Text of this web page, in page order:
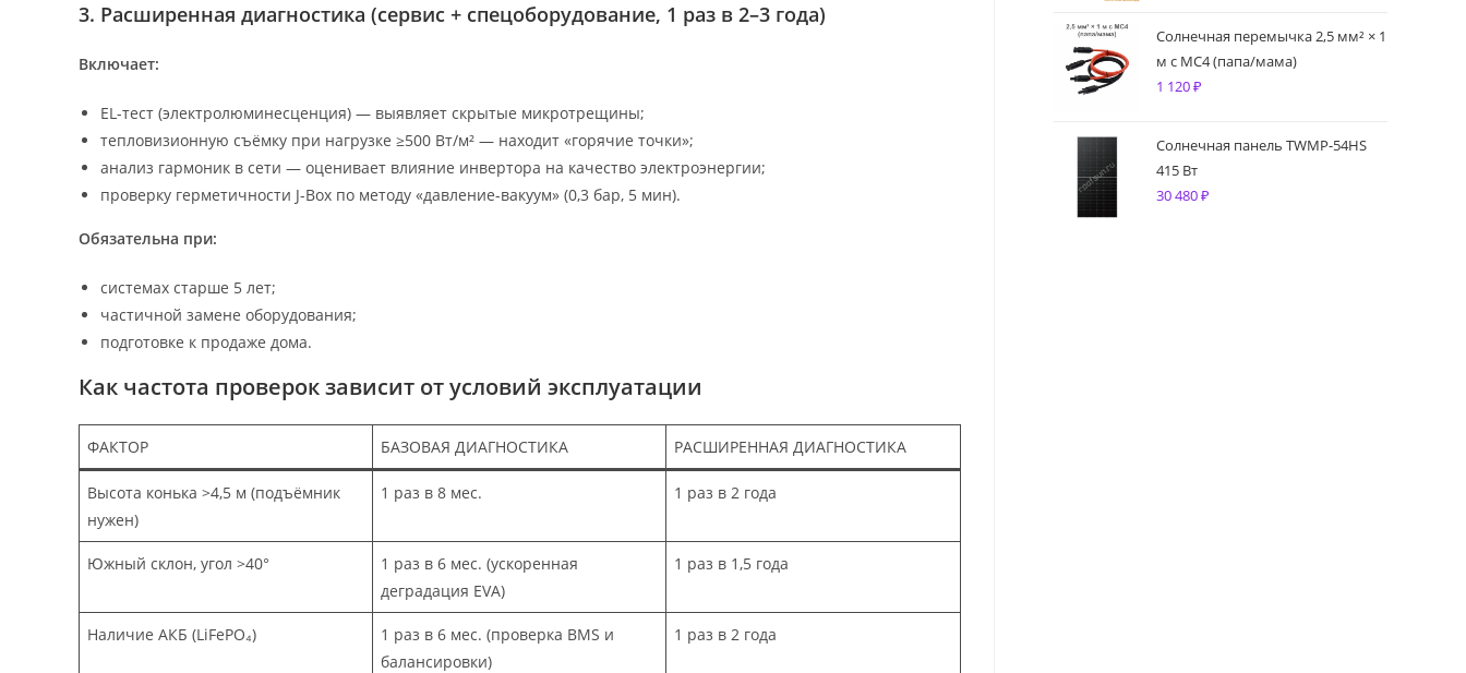
3. Расширенная диагностика (сервис + спецоборудование, 1 раз в 2–3 года)
Включает:
EL-тест (электролюминесценция) — выявляет скрытые микротрещины;
тепловизионную съёмку при нагрузке ≥500 Вт/м² — находит «горячие точки»;
анализ гармоник в сети — оценивает влияние инвертора на качество электроэнергии;
проверку герметичности J-Box по методу «давление-вакуум» (0,3 бар, 5 мин).
Обязательна при:
системах старше 5 лет;
частичной замене оборудования;
подготовке к продаже дома.
Как частота проверок зависит от условий эксплуатации
ФАКТОР БАЗОВАЯ ДИАГНОСТИКА РАСШИРЕННАЯ ДИАГНОСТИКА
Высота конька >4,5 м (подъёмник
нужен)
1 раз в 8 мес. 1 раз в 2 года
Южный склон, угол >40°
1 раз в 6 мес. (ускоренная
деградация EVA)
1 раз в 1,5 года
Наличие АКБ (LiFePO₄)
1 раз в 6 мес. (проверка BMS и
балансировки)
1 раз в 2 года
Солнечная перемычка 2,5 мм² × 1
м с MC4 (папа/мама)
1 120₽
Солнечная панель TWMP-54HS
415 Вт
30 480₽